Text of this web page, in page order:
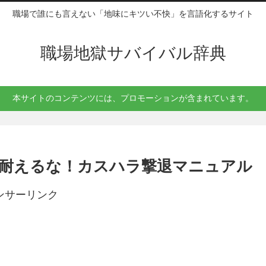
職場で誰にも言えない「地味にキツい不快」を言語化するサイト
職場地獄サバイバル辞典
本サイトのコンテンツには、プロモーションが含まれています。
えるな！カスハラ撃退マニュアル
サーリンク